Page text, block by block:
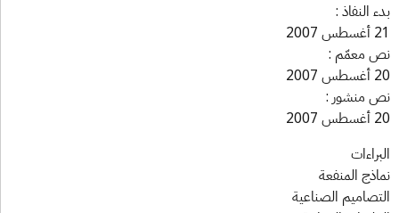
النفاذ :
معمّم :
منشور :
المنفعة
الصناعية